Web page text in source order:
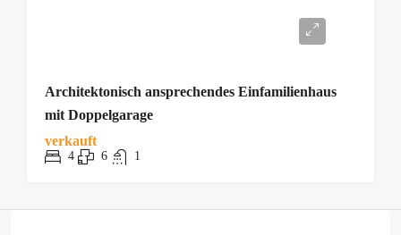
Architektonisch ansprechendes Einfamilienhaus
mit Doppelgarage
verkauft
4 6 1